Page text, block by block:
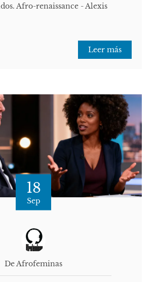
Afro-renaissance - Alexis
Leer más
18
Sep
De Afrofeminas